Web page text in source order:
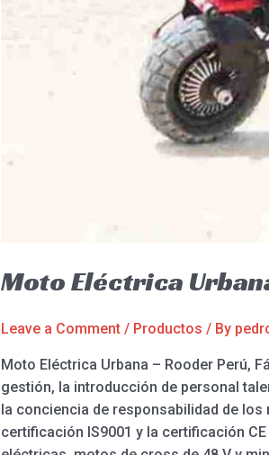
Moto Eléctrica
Leave a Comment / Productos / By
Moto Eléctrica Urbana – Rooder Perú,
gestión, la introducción de personal
la conciencia de responsabilidad de
certificación IS9001 y la certificación